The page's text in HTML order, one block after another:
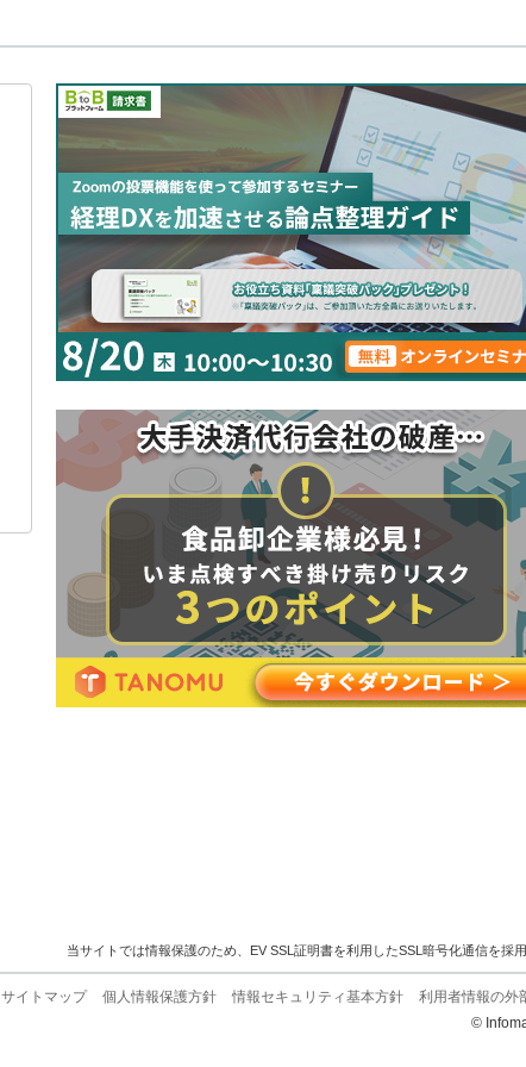
当サイトでは情報保護のため、EV SSL証明書を利用したSSL暗号化通信を採用
サイトマップ 個人情報保護方針 情報セキュリティ基本方針
利用者情報の外
©